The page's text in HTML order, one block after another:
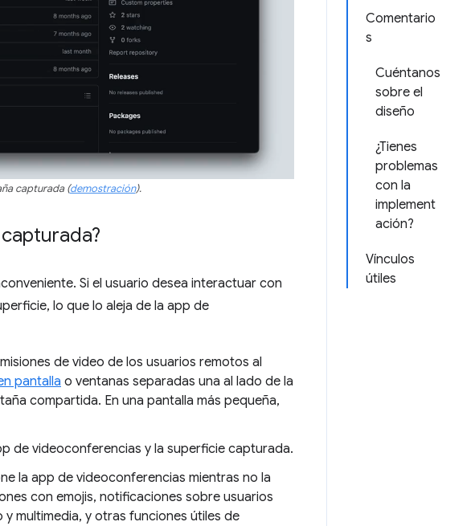
Comentario
s
Cuéntanos
sobre el
diseño
¿Tienes
problemas
con la
implement
ación?
Vínculos
útiles
capturada (demostración).
Si el usuario desea interactuar con
lo que lo aleja de la app de
de video de los usuarios remotos al
pantalla o ventanas separadas una al lado de la
compartida. En una pantalla más pequeña,
de videoconferencias y la superficie capturada.
la app de videoconferencias mientras no la
con emojis, notificaciones sobre usuarios
multimedia, y otras funciones útiles de